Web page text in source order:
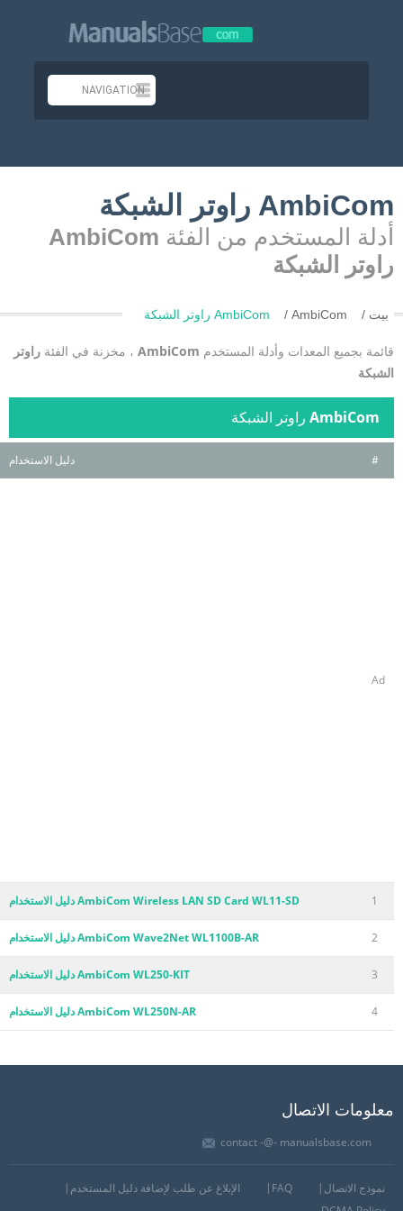
AmbiCom راوتر الشبكة
أدلة المستخدم من الفئة AmbiCom
راوتر الشبكة
بيت AmbiCom AmbiCom راوتر الشبكة
قائمة بجميع المعدات وأدلة المستخدم AmbiCom ، مخزنة في الفئة راوتر
الشبكة
AmbiCom راوتر الشبكة
# دليل الاستخدام
Ad
1 AmbiCom Wireless LAN SD Card WL11-SD دليل الاستخدام
2 AmbiCom Wave2Net WL1100B-AR دليل الاستخدام
3 AmbiCom WL250-KIT دليل الاستخدام
4 AmbiCom WL250N-AR دليل الاستخدام
معلومات الاتصال
contact -@- manualsbase.com
نموذج الاتصال FAQ
الإبلاغ عن طلب لإضافة دليل المستخدم